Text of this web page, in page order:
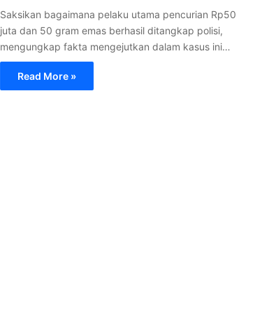
Saksikan bagaimana pelaku utama pencurian Rp50
juta dan 50 gram emas berhasil ditangkap polisi,
mengungkap fakta mengejutkan dalam kasus ini…
Read More »